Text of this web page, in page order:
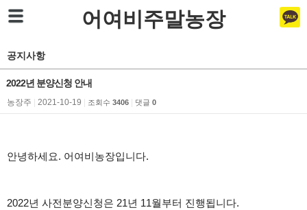
어여비주말농장
공지사항
2022년 분양신청 안내
농장주 2021-10-19 조회수 3406 댓글 0
안녕하세요. 어여비농장입니다.
2022년 사전분양신청은 21년 11월부터 진행됩니다.